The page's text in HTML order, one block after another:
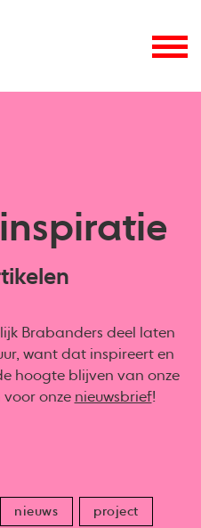
Brabanders deel laten
want dat inspireert en
hoogte blijven van onze
onze nieuwsbrief!
nieuws project